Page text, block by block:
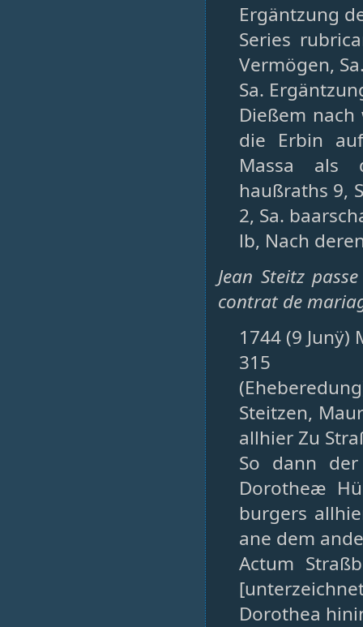
Ergäntzung
Series
Vermögen,
Sa.
Dießem
die Erbin
Massa als
haußraths 9,
2, Sa.
lb, Nach
Jean Steitz
contrat de
1744 (9 Junÿ)
315
Steitzen,
allhier Zu
So dann
Dorotheæ
burgers
ane dem
Actum
Dorothea